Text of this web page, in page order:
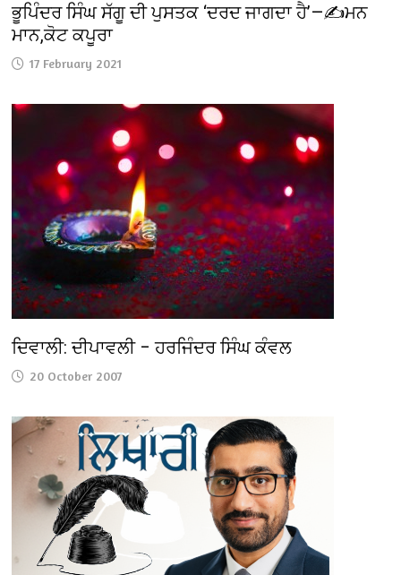
ਭੂਪਿੰਦਰ ਸਿੰਘ ਸੱਗੂ ਦੀ ਪੁਸਤਕ ‘ਦਰਦ ਜਾਗਦਾ ਹੈ’—✍️ਮਨ
ਮਾਨ,ਕੋਟ ਕਪੂਰਾ
17 February 2021
ਦਿਵਾਲੀ: ਦੀਪਾਵਲੀ – ਹਰਜਿੰਦਰ ਸਿੰਘ ਕੰਵਲ
20 October 2007